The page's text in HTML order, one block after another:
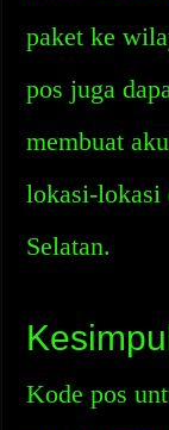
paket ke
pos juga
membuat
lokasi-lokasi
Selatan.
Kode pos